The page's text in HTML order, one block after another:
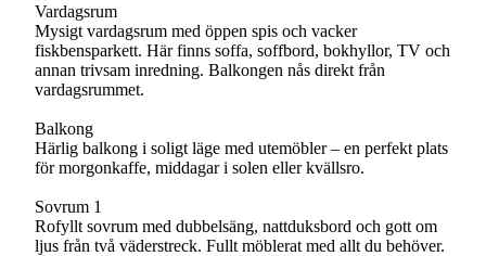
Vardagsrum
Mysigt vardagsrum med öppen spis och vacker
fiskbensparkett. Här finns soffa, soffbord, bokhyllor, TV och
annan trivsam inredning. Balkongen nås direkt från
vardagsrummet.
Balkong
Härlig balkong i soligt läge med utemöbler – en perfekt plats
för morgonkaffe, middagar i solen eller kvällsro.
Sovrum 1
Rofyllt sovrum med dubbelsäng, nattduksbord och gott om
ljus från två väderstreck. Fullt möblerat med allt du behöver.